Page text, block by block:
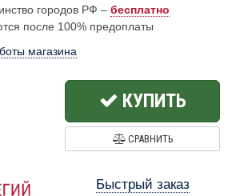
городов РФ – бесплатно
после 100% предоплаты
магазина
КУПИТЬ
СРАВНИТЬ
Быстрый заказ